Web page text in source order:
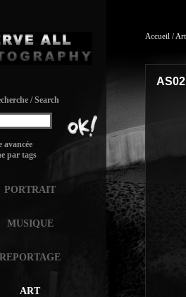
/ Search
avancée
par tags
PORTRAIT
MUSIQUE
REPORTAGE
ART
Accueil / Art